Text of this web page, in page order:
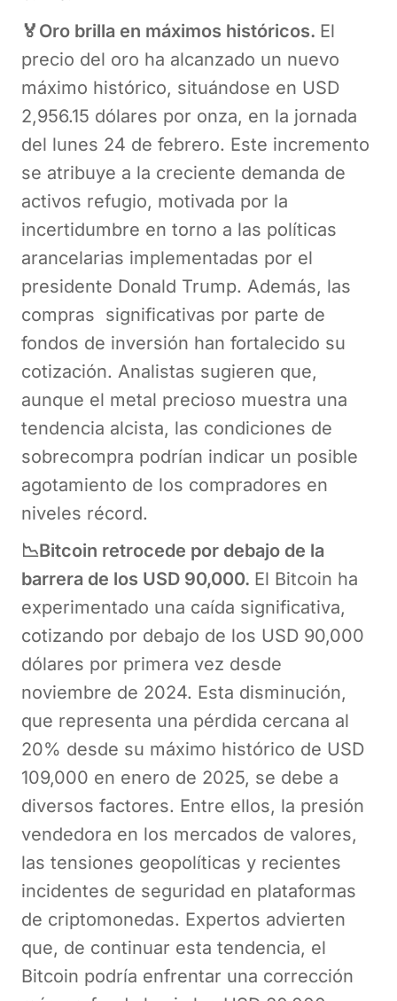
🏅Oro brilla en máximos históricos. El
precio del oro ha alcanzado un nuevo
máximo histórico, situándose en USD
2,956.15 dólares por onza, en la jornada
del lunes 24 de febrero. Este incremento
se atribuye a la creciente demanda de
activos refugio, motivada por la
incertidumbre en torno a las políticas
arancelarias implementadas por el
presidente Donald Trump. Además, las
compras significativas por parte de
fondos de inversión han fortalecido su
cotización. Analistas sugieren que,
aunque el metal precioso muestra una
tendencia alcista, las condiciones de
sobrecompra podrían indicar un posible
agotamiento de los compradores en
niveles récord.
📉Bitcoin retrocede por debajo de la
barrera de los USD 90,000. El Bitcoin ha
experimentado una caída significativa,
cotizando por debajo de los USD 90,000
dólares por primera vez desde
noviembre de 2024. Esta disminución,
que representa una pérdida cercana al
20% desde su máximo histórico de USD
109,000 en enero de 2025, se debe a
diversos factores. Entre ellos, la presión
vendedora en los mercados de valores,
las tensiones geopolíticas y recientes
incidentes de seguridad en plataformas
de criptomonedas. Expertos advierten
que, de continuar esta tendencia, el
Bitcoin podría enfrentar una corrección